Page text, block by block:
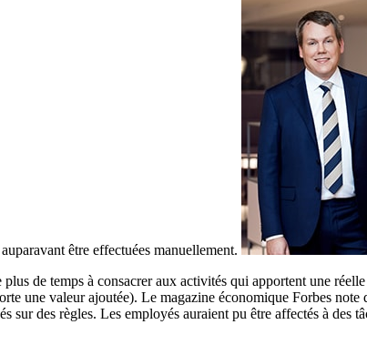
être effectuées manuellement.
de temps à consacrer aux activités qui apportent une
une valeur ajoutée). Le magazine économique Forbes
sur des règles. Les employés auraient pu être affectés à des